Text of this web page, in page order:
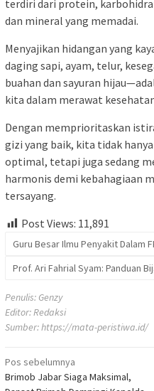
terdiri dari protein,
dan mineral yang memadai.
Menyajikan hidangan yang
daging sapi, ayam, telur,
buahan dan sayuran
kita dalam merawat
Dengan memprioritaskan
gizi yang baik, kita tidak
optimal, tetapi juga sedang
harmonis demi kebahagiaan
tersayang.
Post Views: 11,891
Guru Besar Ilmu Penyakit Dalam
Prof. Ari Fahrial Syam: Panduan
Penulis: Genzy
Editor: Redaksi
Sumber:https://mata-peristiwa.id/
Navigasi
pos
Pos sebelumnya
Brimob Jabar Siaga Maksimal,